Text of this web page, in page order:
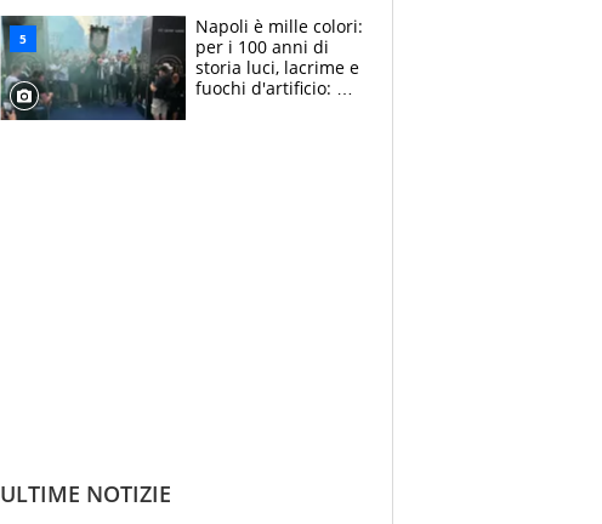
bigliettini
Napoli è mille colori:
per i 100 anni di
storia luci, lacrime e
fuochi d'artificio: De
ULTIME NOTIZIE